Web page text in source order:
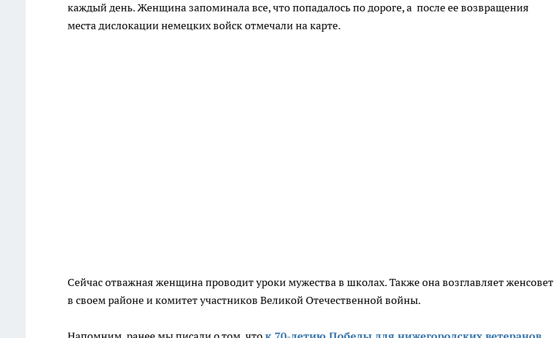
каждый день. Женщина запоминала все, что попадалось по дороге, а после ее возвращения
места дислокации немецких войск отмечали на карте.
Сейчас отважная женщина проводит уроки мужества в школах. Также она возглавляет женсовет
в своем районе и комитет участников Великой Отечественной войны.